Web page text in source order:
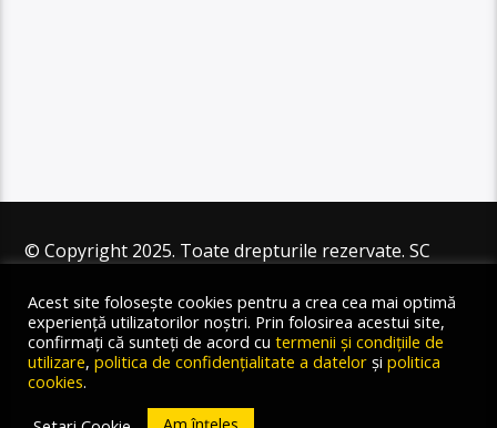
© Copyright 2025. Toate drepturile rezervate. SC
Acest site folosește cookies pentru a crea cea mai optimă
experiență utilizatorilor noștri. Prin folosirea acestui site,
confirmați că sunteți de acord cu termenii și condițiile de
utilizare, politica de confidențialitate a datelor și politica
cookies.